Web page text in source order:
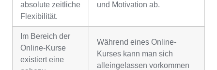
absolute zeitliche
Flexibilität.
und Motivation ab.
Im Bereich der
Online-Kurse
existiert eine
Während eines Online-
Kurses kann man sich
alleingelassen vorkommen